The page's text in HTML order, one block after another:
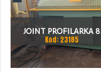
JOINT PROFILARKA 8
STACJI
Kod: 23185